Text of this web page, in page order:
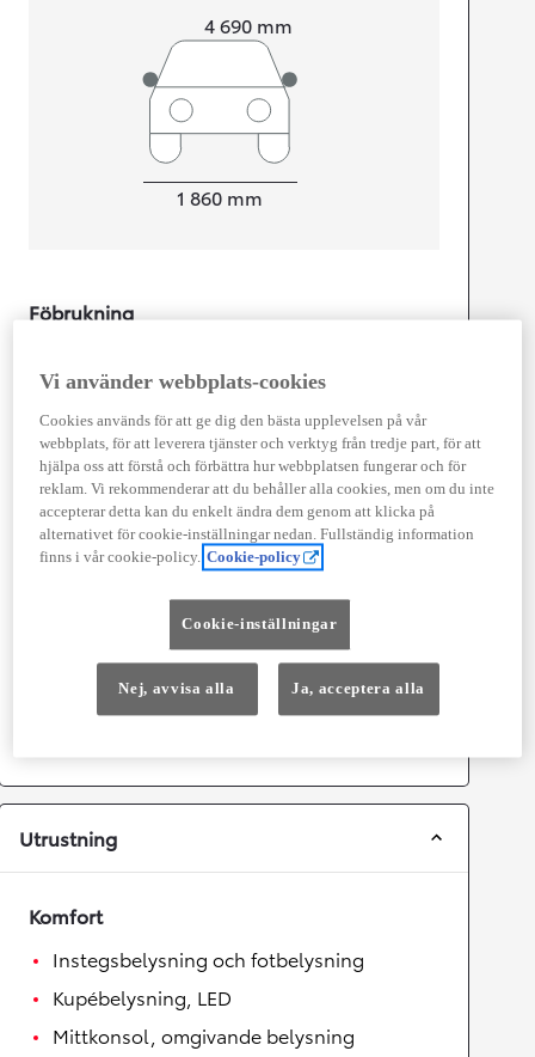
4 690 mm
1 860 mm
Föbrukning
Motor
Effekt 80kw (217.5 hk)
Prestanda
Acceleration 0-100km/h
6,9
Fyrhjulsdrift
Utrustning
Komfort
Instegsbelysning och fotbelysning
Kupébelysning, LED
Mittkonsol, omgivande belysning
Vi använder webbplats-cookies
Cookies används för att ge dig den bästa upplevelsen på vår
webbplats, för att leverera tjänster och verktyg från tredje part, för att
hjälpa oss att förstå och förbättra hur webbplatsen fungerar och för
reklam. Vi rekommenderar att du behåller alla cookies, men om du inte
accepterar detta kan du enkelt ändra dem genom att klicka på
alternativet för cookie-inställningar nedan. Fullständig information
finns i vår cookie-policy. Cookie-policy
Cookie-inställningar
Nej, avvisa alla Ja, acceptera alla